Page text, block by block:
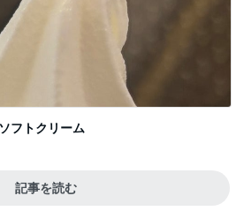
フトクリーム
記事を読む